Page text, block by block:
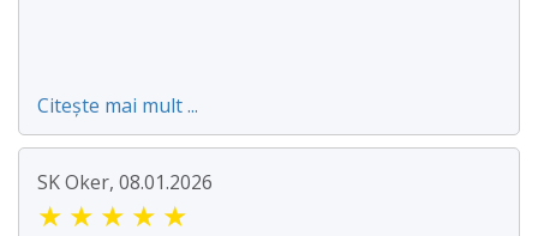
Citește mai mult ...
SK Oker, 08.01.2026
★ ★ ★ ★ ★